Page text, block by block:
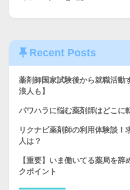
Recent Posts
薬剤師国家試験後から就職活動
浪人も】
パワハラに悩む薬剤師はどこに
リクナビ薬剤師の利用体験談！
人は？
【重要】いま働いてる薬局を
クポイント